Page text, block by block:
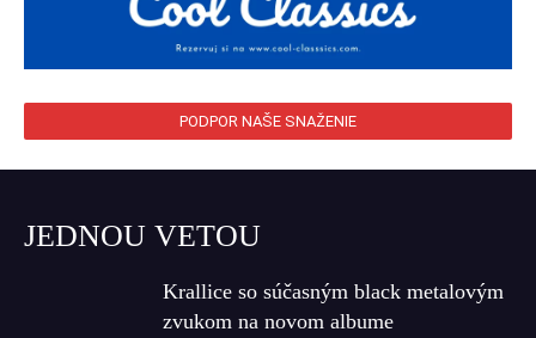
PODPOR NAŠE SNAŽENIE
JEDNOU VETOU
Krallice so súčasným black metalovým
zvukom na novom albume